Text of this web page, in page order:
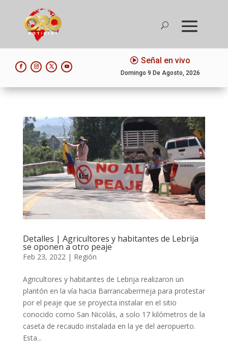
Señal en vivo
Domingo 9 De Agosto, 2026
Detalles | Agricultores y habitantes de Lebrija
se oponen a otro peaje
Feb 23, 2022| Región
Agricultores y habitantes de Lebrija realizaron un
plantón en la vía hacia Barrancabermeja para protestar
por el peaje que se proyecta instalar en el sitio
conocido como San Nicolás, a solo 17 kilómetros de la
caseta de recaudo instalada en la ye del aeropuerto.
Esta...